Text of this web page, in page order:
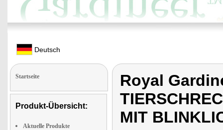
Deutsch
Startseite
Produkt-Übersicht:
Aktuelle Produkte
Royal
MIT